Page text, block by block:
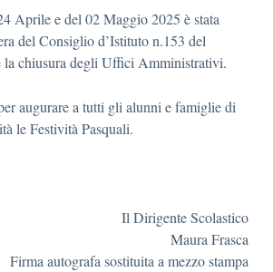
Aprile e del 02 Maggio 2025 è stata
del Consiglio d’Istituto n.153 del
la chiusura degli Uffici Amministrativi.
augurare a tutti gli alunni e famiglie di
le Festività Pasquali.
Il Dirigente Scolastico
Maura Frasca
Firma autografa sostituita a mezzo stampa